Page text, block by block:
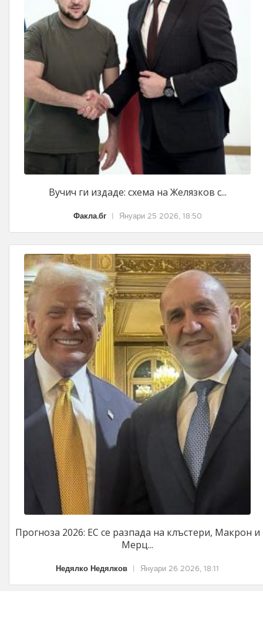
Вучич ги издаде: схема на Желязков с...
Факла.бг Януари 25 2026, 18:50
Прогноза 2026: ЕС се разпада на клъстери, Макрон и
Мерц...
Недялко Недялков Януари 26 2026, 18:11